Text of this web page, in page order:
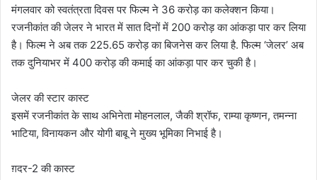
मंगलवार को स्वतंत्रता दिवस पर फिल्म ने 36 करोड़ का कलेक्शन किया।
रजनीकांत की जेलर ने भारत में सात दिनों में 200 करोड़ का आंकड़ा पार कर लिया
है। फिल्म ने अब तक 225.65 करोड़ का बिजनेस कर लिया है. फिल्म ‘जेलर’ अब
तक दुनियाभर में 400 करोड़ की कमाई का आंकड़ा पार कर चुकी है।
जेलर की स्टार कास्ट
इसमें रजनीकांत के साथ अभिनेता मोहनलाल, जैकी श्रॉफ, राम्या कृष्णन, तमन्ना
भाटिया, विनायकन और योगी बाबू ने मुख्य भूमिका निभाई है।
ग़दर-2 की कास्ट